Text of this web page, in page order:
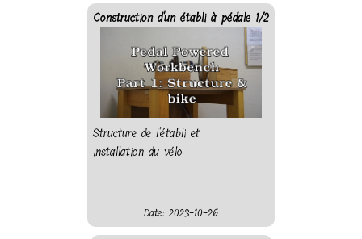
Construction d'un établi à pédale 1/2
Structure de l'établi et
installation du vélo
Date: 2023-10-26